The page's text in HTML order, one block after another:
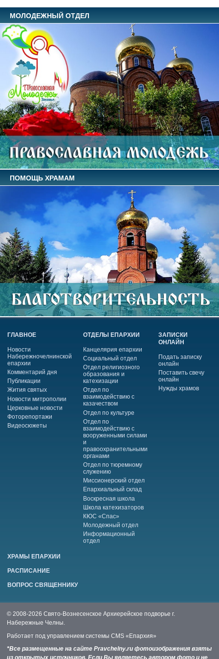
МОЛОДЕЖНЫЙ ОТДЕЛ
ПОМОЩЬ ХРАМАМ
ГЛАВНОЕ
Новости
Набережночелнинской
епархии
Комментарий дня
Публикации
Жития святых
Новости митрополии
Церковные новости
Фоторепортажи
Видеосюжеты
ОТДЕЛЫ ЕПАРХИИ
Канцелярия епархии
Социальный отдел
Отдел религиозного
образования и
катехизации
Отдел по
взаимодействию с
казачеством
Отдел по культуре
Отдел по
взаимодействию с
вооруженными силами
и
правоохранительными
органами
Отдел по тюремному
служению
Миссионерский отдел
Епархиальный склад
Воскресная школа
Школа катехизаторов
КЮС «Спас»
Молодежный отдел
Информационный
отдел
ЗАПИСКИ
ОНЛАЙН
Подать записку
онлайн
Поставить свечу
онлайн
Нужды храмов
ХРАМЫ ЕПАРХИИ
РАСПИСАНИЕ
ВОПРОС СВЯЩЕННИКУ
© 2008-2026 Свято-Вознесенское Архиерейское подворье г.
Набережные Челны.
Работает под управлением системы CMS «Епархия»
*Все размещенные на сайте Pravchelny.ru фотоизображения взяты
из открытых источников. Если Вы являетесь автором фото и не